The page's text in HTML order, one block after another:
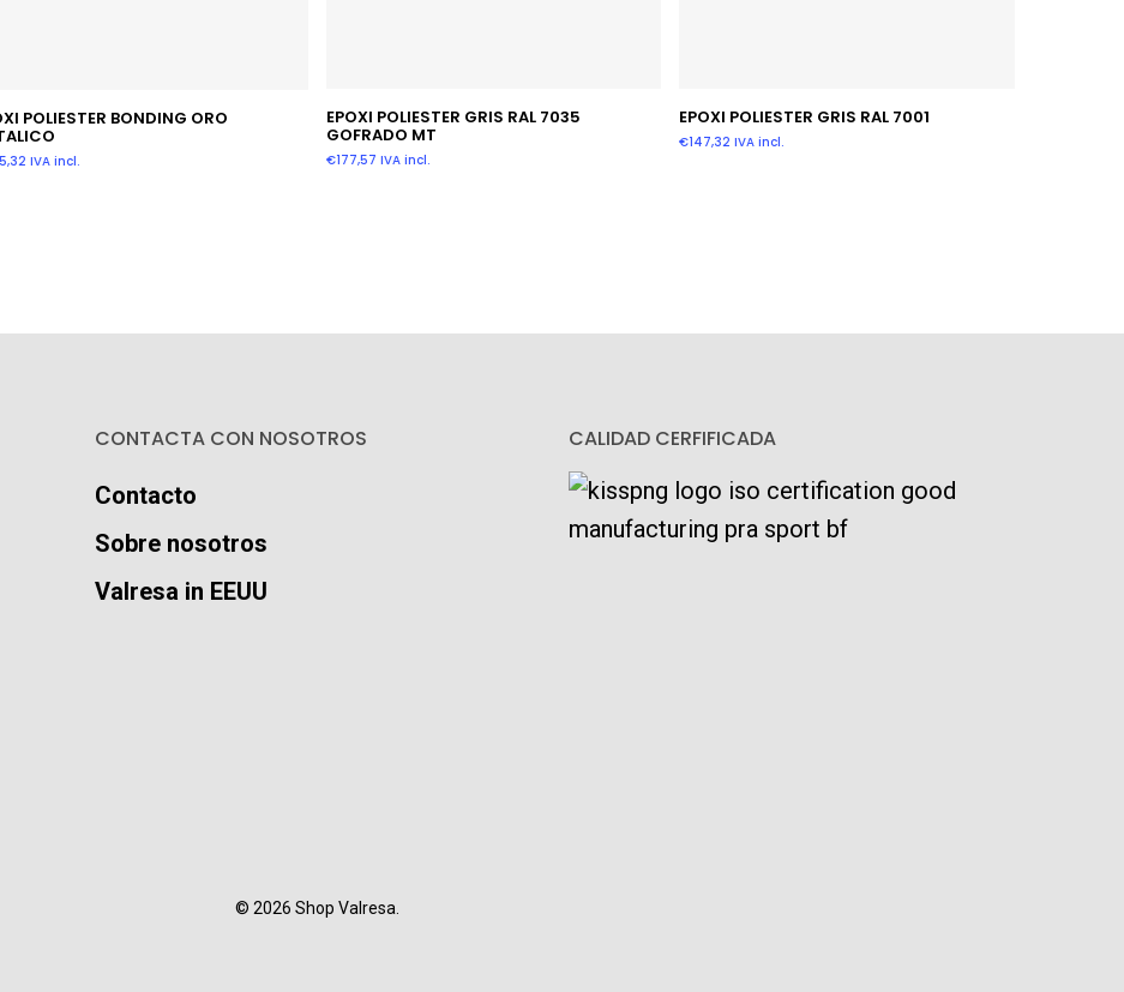
Añadir Al Carrito
POLIESTER BONDING ORO
IVA incl.
Añadir Al Carrito
EPOXI POLIESTER GRIS RAL 7035
GOFRADO MT
€177,57 IVA incl.
Leer Más
EPOXI POLIESTER GRIS RAL 7001
€147,32 IVA incl.
CONTACTA CON NOSOTROS
Contacto
Sobre nosotros
Valresa in EEUU
CALIDAD CERFIFICADA
© 2026 Shop Valresa.